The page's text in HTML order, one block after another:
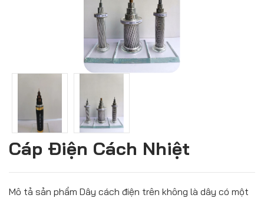
Cáp Điện Cách Nhiệt
Mô tả sản phẩm Dây cách điện trên không là dây có một